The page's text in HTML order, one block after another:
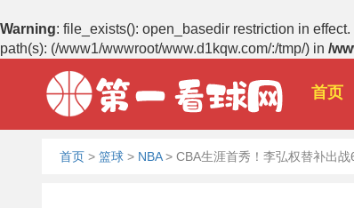
Warning: file_exists(): open_basedir restriction in
path(s): (/www1/wwwroot/www.d1kqw.com/:/tmp/) in /
首页
首页 > 篮球 > NBA> CBA生涯首秀！李弘权替补出